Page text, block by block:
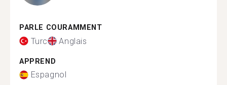
PARLE COURAMMENT
Turc Anglais
APPREND
Espagnol